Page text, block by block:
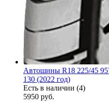
Автошины R18 225/45
130 (2022 год)
Есть в наличии (4)
5950 руб.